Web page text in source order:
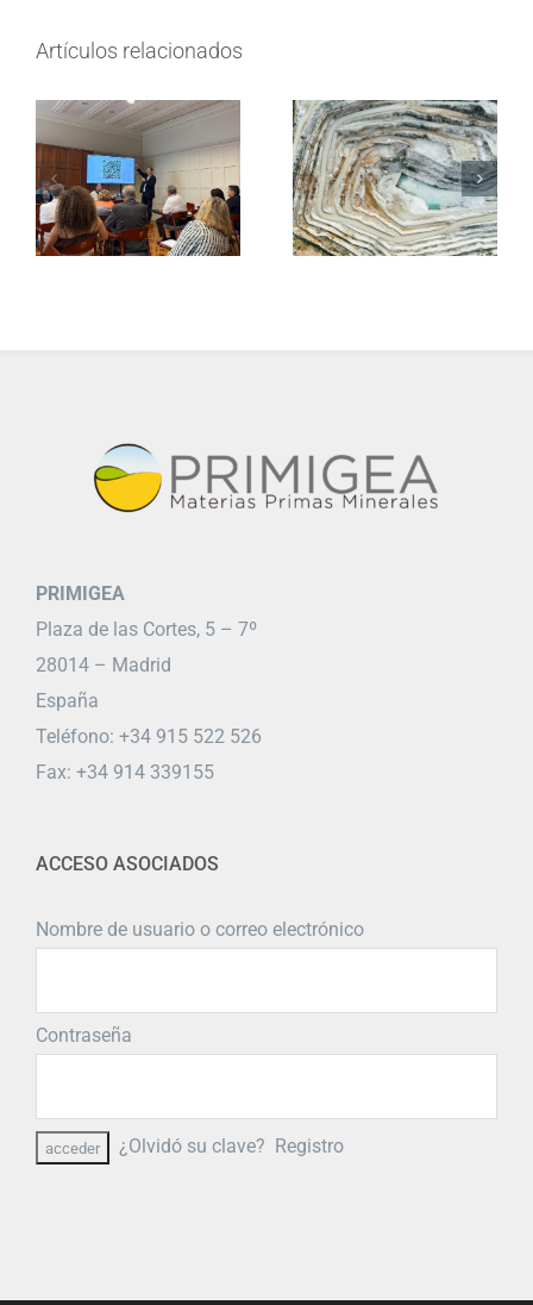
Artículos relacionados
PRIMIGEA
Plaza de las Cortes, 5 – 7º
28014 – Madrid
España
Teléfono: +34 915 522 526
Fax: +34 914 339155
ACCESO ASOCIADOS
Nombre de usuario o correo electrónico
Contraseña
¿Olvidó su clave? Registro